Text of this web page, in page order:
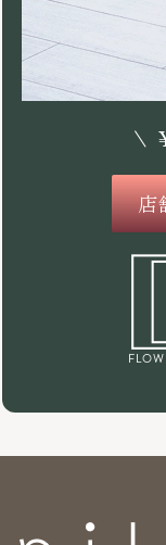
\
店
FLOW